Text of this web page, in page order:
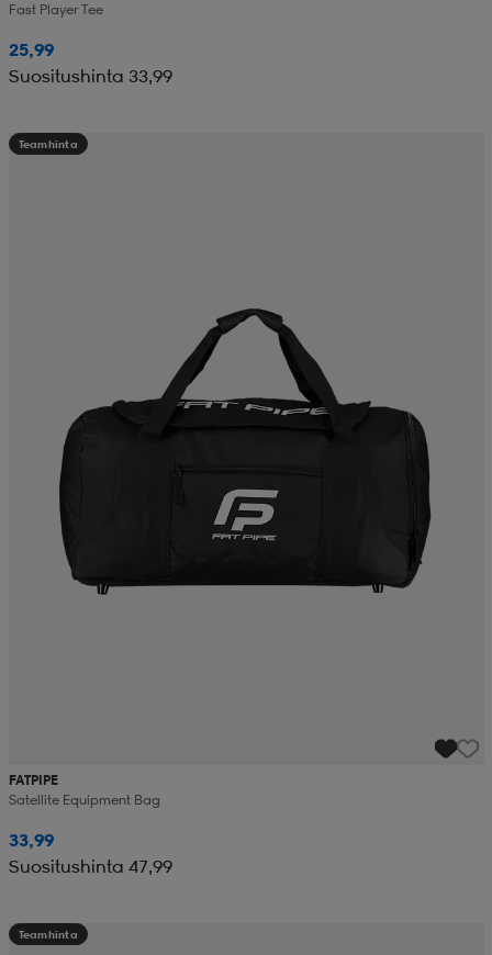
Fast Player Tee
25,99
Suositushinta 33,99
Teamhinta
FATPIPE
Satellite Equipment Bag
33,99
Suositushinta 47,99
Teamhinta